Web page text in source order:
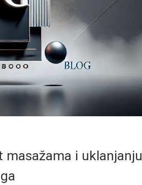
i uklanjanju